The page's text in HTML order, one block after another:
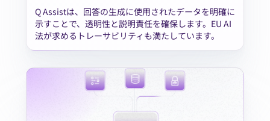
Q Assistは、回答の生成に使用されたデータを明確に
示すことで、透明性と説明責任を確保します。EU AI
法が求めるトレーサビリティも満たしています。